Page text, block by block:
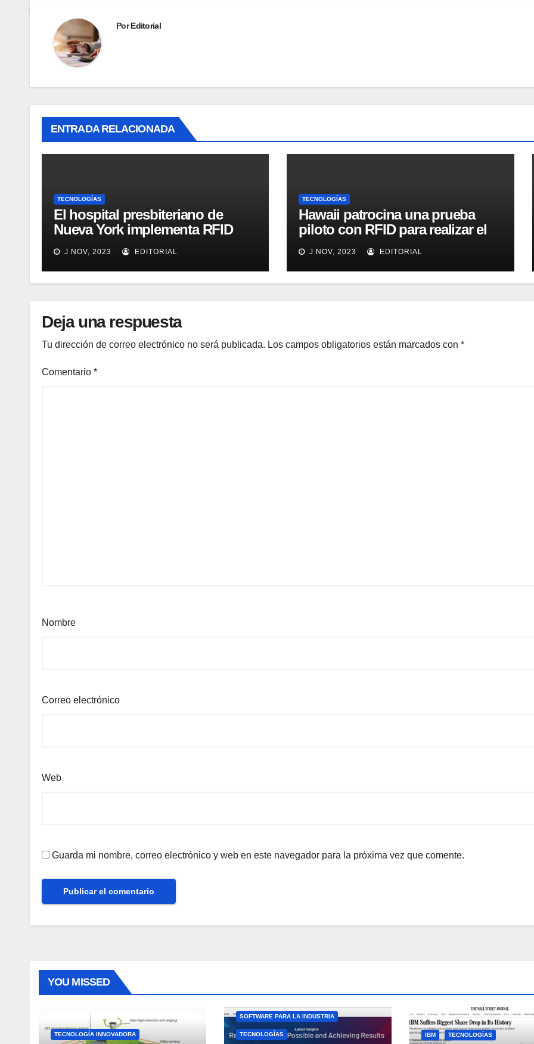
PorEditorial
ENTRADA RELACIONADA
TECNOLOGÍAS
El hospital presbiteriano de
Nueva York implementa RFID
para mejorar el proceso de
inventario de equipamiento
médico
J NOV, 2023 EDITORIAL
TECNOLOGÍAS
Hawaii patrocina una prueba
piloto con RFID para realizar el
seguimiento y control de
alimentos
J NOV, 2023 EDITORIAL
Deja una respuesta
Tu dirección de correo electrónico no será publicada. Los campos obligatorios están marcados con *
Comentario *
Nombre
Correo electrónico
Web
Guarda mi nombre, correo electrónico y web en este navegador para la próxima vez que comente.
YOU MISSED
TECNOLOGÍA INNOVADORA
SOFTWARE PARA LA INDUSTRIA
TECNOLOGÍAS IBM TECNOLOGÍAS